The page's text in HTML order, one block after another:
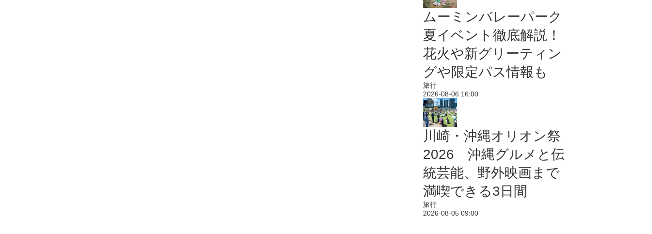
ムーミンバレーパーク
夏イベント徹底解説！
花火や新グリーティン
グや限定パス情報も
旅行
2026-08-06 16:00
川崎・沖縄オリオン祭
2026 沖縄グルメと伝
統芸能、野外映画まで
満喫できる3日間
旅行
2026-08-05 09:00